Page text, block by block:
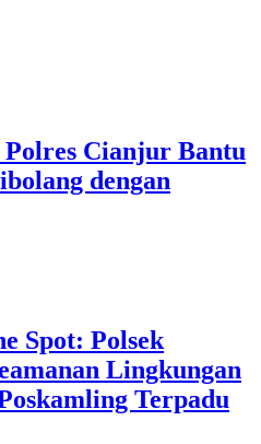
Cianjur Bantu
dengan
Spot: Polsek
Lingkungan
Terpadu